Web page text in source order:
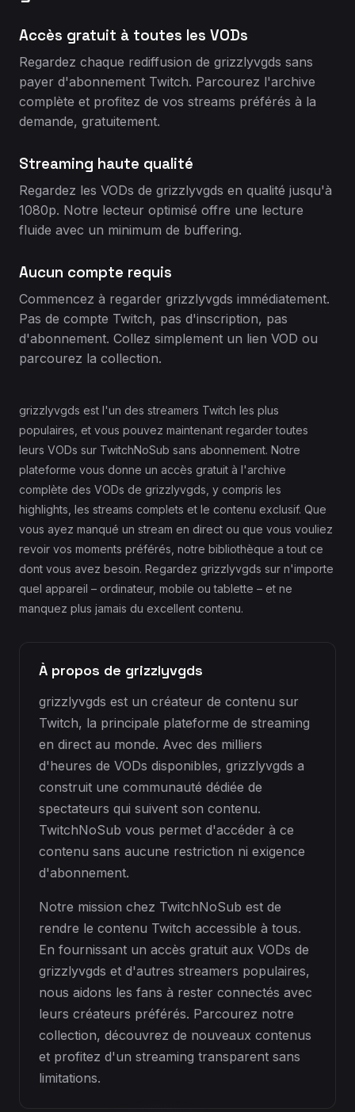
Accès gratuit à toutes les VODs
Regardez chaque rediffusion de grizzlyvgds sans
payer d'abonnement Twitch. Parcourez l'archive
complète et profitez de vos streams préférés à la
demande, gratuitement.
Streaming haute qualité
Regardez les VODs de grizzlyvgds en qualité jusqu'à
1080p. Notre lecteur optimisé offre une lecture
fluide avec un minimum de buffering.
Aucun compte requis
Commencez à regarder grizzlyvgds immédiatement.
Pas de compte Twitch, pas d'inscription, pas
d'abonnement. Collez simplement un lien VOD ou
parcourez la collection.
grizzlyvgds est l'un des streamers Twitch les plus
populaires, et vous pouvez maintenant regarder toutes
leurs VODs sur TwitchNoSub sans abonnement. Notre
plateforme vous donne un accès gratuit à l'archive
complète des VODs de grizzlyvgds, y compris les
highlights, les streams complets et le contenu exclusif. Que
vous ayez manqué un stream en direct ou que vous vouliez
revoir vos moments préférés, notre bibliothèque a tout ce
dont vous avez besoin. Regardez grizzlyvgds sur n'importe
quel appareil – ordinateur, mobile ou tablette – et ne
manquez plus jamais du excellent contenu.
À propos de grizzlyvgds
grizzlyvgds est un créateur de contenu sur
Twitch, la principale plateforme de streaming
en direct au monde. Avec des milliers
d'heures de VODs disponibles, grizzlyvgds a
construit une communauté dédiée de
spectateurs qui suivent son contenu.
TwitchNoSub vous permet d'accéder à ce
contenu sans aucune restriction ni exigence
d'abonnement.
Notre mission chez TwitchNoSub est de
rendre le contenu Twitch accessible à tous.
En fournissant un accès gratuit aux VODs de
grizzlyvgds et d'autres streamers populaires,
nous aidons les fans à rester connectés avec
leurs créateurs préférés. Parcourez notre
collection, découvrez de nouveaux contenus
et profitez d'un streaming transparent sans
limitations.